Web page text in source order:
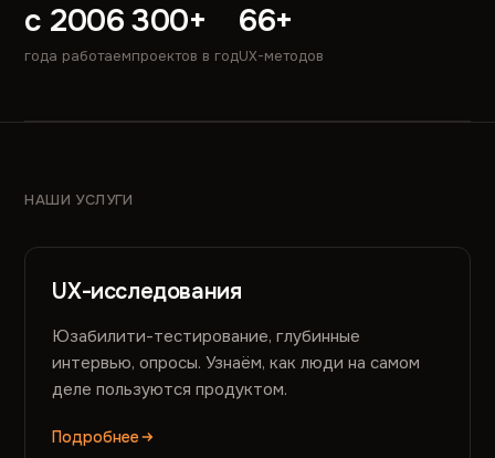
с 2006
года работаем
300+
проектов в год
66+
UX-методов
НАШИ УСЛУГИ
UX-исследования
Юзабилити-тестирование, глубинные
интервью, опросы. Узнаём, как люди на самом
деле пользуются продуктом.
Подробнее